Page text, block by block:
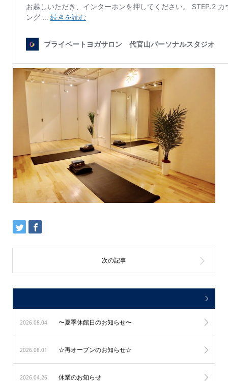
2026.08.04 〜夏季休館日のお知らせ〜
2026.08.01 ☆再オープンのお知らせ☆
2026.04.26 休業のお知らせ